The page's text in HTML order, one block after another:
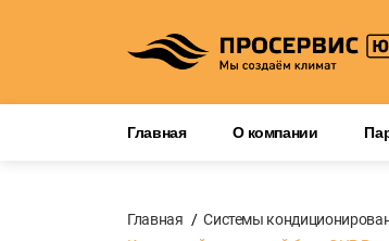
Главная О компании
Главная Системы